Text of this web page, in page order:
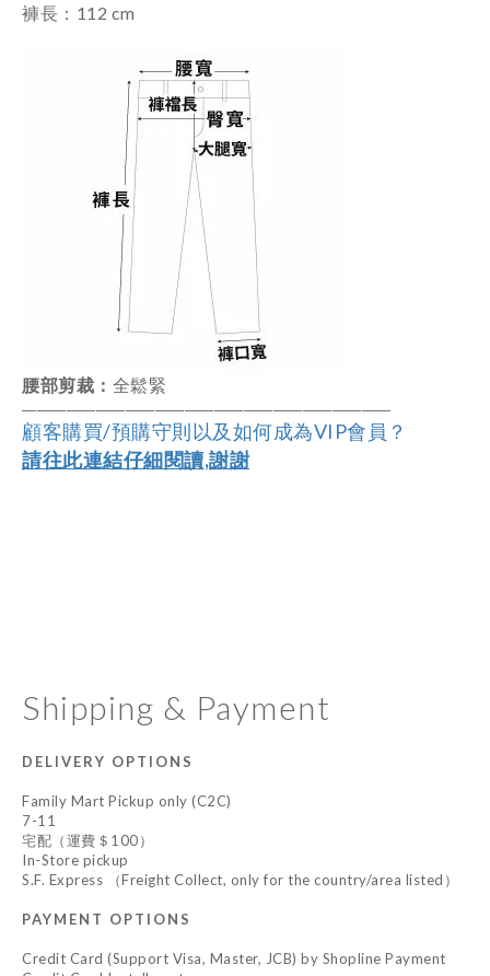
褲長：112 cm
腰部剪裁 ： 全鬆緊
―――――――――――――――――――――――――
顧客購買/預購守則以及如何成為VIP會員？
請往此連結仔細閱讀,謝謝
Shipping & Payment
DELIVERY OPTIONS
Family Mart Pickup only (C2C)
7-11
宅配（運費＄100）
In-Store pickup
S.F. Express （Freight Collect, only for the country/area listed）
PAYMENT OPTIONS
Credit Card (Support Visa, Master, JCB) by Shopline Payment